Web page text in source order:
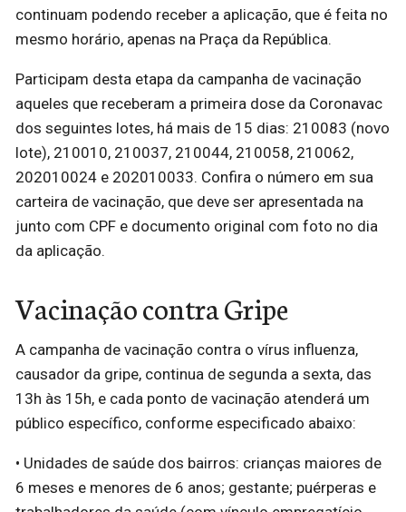
continuam podendo receber a aplicação, que é feita no
mesmo horário, apenas na Praça da República.
Participam desta etapa da campanha de vacinação
aqueles que receberam a primeira dose da Coronavac
dos seguintes lotes, há mais de 15 dias: 210083 (novo
lote), 210010, 210037, 210044, 210058, 210062,
202010024 e 202010033. Confira o número em sua
carteira de vacinação, que deve ser apresentada na
junto com CPF e documento original com foto no dia
da aplicação.
Vacinação contra Gripe
A campanha de vacinação contra o vírus influenza,
causador da gripe, continua de segunda a sexta, das
13h às 15h, e cada ponto de vacinação atenderá um
público específico, conforme especificado abaixo:
• Unidades de saúde dos bairros: crianças maiores de
6 meses e menores de 6 anos; gestante; puérperas e